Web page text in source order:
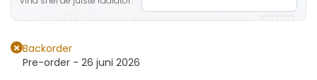
Backorder
Pre-order - 26 juni 2026